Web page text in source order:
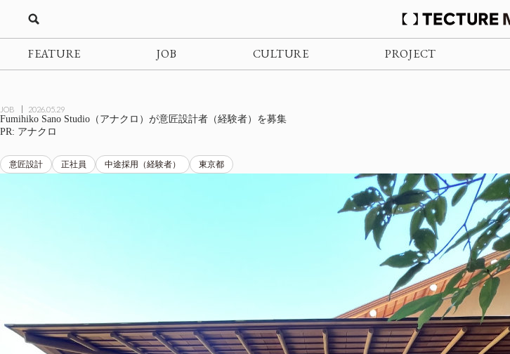
FEATURE JOB CULTURE PROJECT
JOB 2026.05.29
Fumihiko Sano Studio（アナクロ）が意匠設計者（経験者）を募集
PR: アナクロ
意匠設計 正社員 中途採用（経験者） 東京都